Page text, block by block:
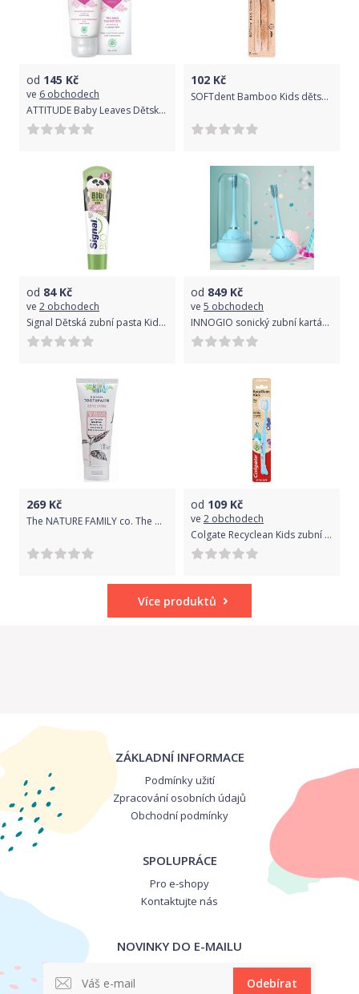
od 145 Kč
ve 6 obchodech
ATTITUDE Baby Leaves Dětská zubní pasta příchuť jahoda 75 g
102 Kč
SOFTdent Bamboo Kids dětské zubní kartáčky medium 2 ks
od 84Kč
ve 2 obchodech
Signal Dětská zubní pasta Kids Bio (Kids Toothpaste) 50 ml
od 849 Kč
ve 5 obchodech
INNOGIO sonický zubní kartáček 360° Pink
269 Kč
The NATURE FAMILY co. The NATURAL FAMILY co. SENSITIVE - přírodní zubní pasta pro velmi citlivé zuby 110g
od 109 Kč
ve 2 obchodech
Colgate Recyclean Kids zubní kartáček pro děti 1 ks
Více produktů
ZÁKLADNÍ INFORMACE
Podmínky užití
Zpracování osobních údajů
Obchodní podmínky
SPOLUPRÁCE
Pro e-shopy
Kontaktujte nás
NOVINKY DO E-MAILU
Odebírat